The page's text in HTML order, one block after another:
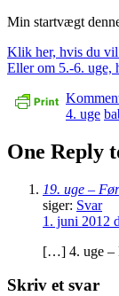
Min startvægt
Klik her, hvis du
Eller om 5.-6. uge,
4. uge
One Reply
19. uge –
siger: Svar
1. juni 2012
[…] 4. uge –
Skriv et svar